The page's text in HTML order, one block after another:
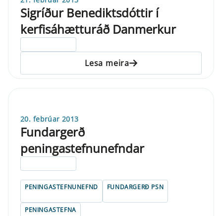
Sigríður Benediktsdóttir í
kerfisáhætturáð Danmerkur
Lesa meira
20. febrúar 2013
Fundargerð
peningastefnunefndar
PENINGASTEFNUNEFND FUNDARGERÐ PSN
PENINGASTEFNA